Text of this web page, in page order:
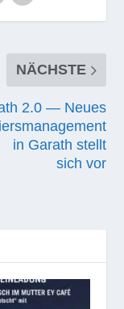
NÄCHSTE
2.0 — Neues
in Garath stellt
sich vor